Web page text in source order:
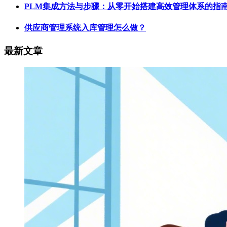
PLM集成方法与步骤：从零开始搭建高效管理体系的指
供应商管理系统入库管理怎么做？
最新文章